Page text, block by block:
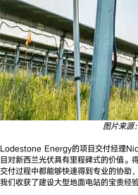
图片来
Lodestone Energy的项目交付经理
目对新西兰光伏具有里程碑式的价值。
交付过程中都能够快速得到专业的协助
我们收获了建设大型地面电站的宝贵经